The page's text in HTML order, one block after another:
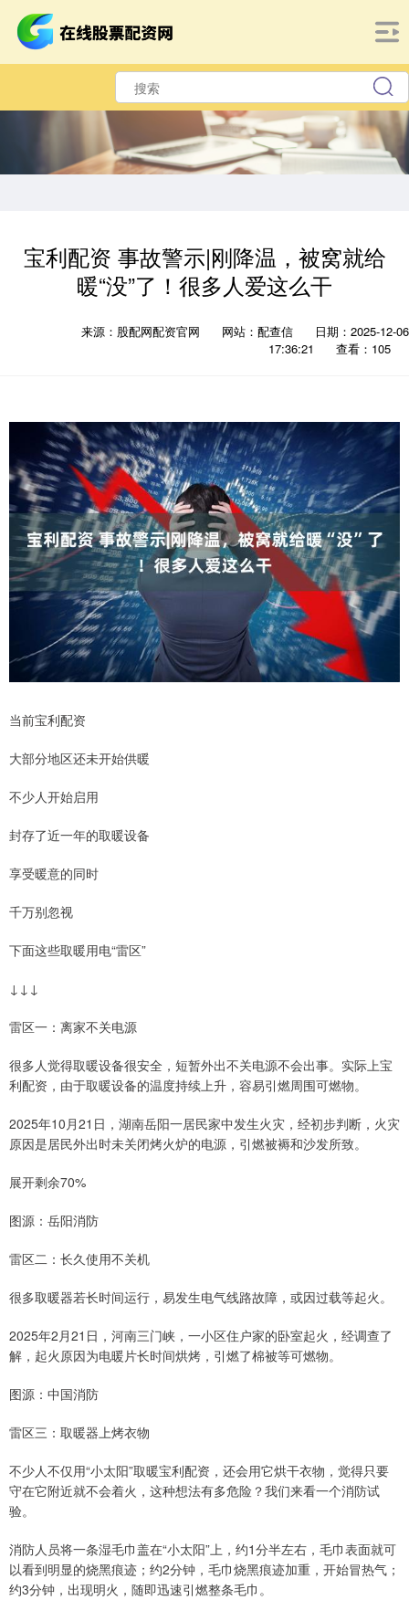
宝利配资 事故警示|刚降温，被窝就给
暖“没”了！很多人爱这么干
来源：股配网配资官网 网站：配查信
日期：2025-12-06
17:36:21
查看：105
当前宝利配资
大部分地区还未开始供暖
不少人开始启用
封存了近一年的取暖设备
享受暖意的同时
千万别忽视
下面这些取暖用电“雷区”
↓↓↓
雷区一：离家不关电源
很多人觉得取暖设备很安全，短暂外出不关电源不会出事。实际上宝
利配资，由于取暖设备的温度持续上升，容易引燃周围可燃物。
2025年10月21日，湖南岳阳一居民家中发生火灾，经初步判断，火灾
原因是居民外出时未关闭烤火炉的电源，引燃被褥和沙发所致。
展开剩余70%
图源：岳阳消防
雷区二：长久使用不关机
很多取暖器若长时间运行，易发生电气线路故障，或因过载等起火。
2025年2月21日，河南三门峡，一小区住户家的卧室起火，经调查了
解，起火原因为电暖片长时间烘烤，引燃了棉被等可燃物。
图源：中国消防
雷区三：取暖器上烤衣物
不少人不仅用“小太阳”取暖宝利配资，还会用它烘干衣物，觉得只要
守在它附近就不会着火，这种想法有多危险？我们来看一个消防试
验。
消防人员将一条湿毛巾盖在“小太阳”上，约1分半左右，毛巾表面就可
以看到明显的烧黑痕迹；约2分钟，毛巾烧黑痕迹加重，开始冒热气；
约3分钟，出现明火，随即迅速引燃整条毛巾。